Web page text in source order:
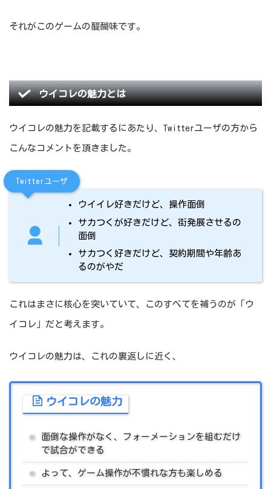
それがこのゲームの醍醐味です。
ウイコレの魅力とは
ウイコレの魅力を記載するにあたり、Twitterユーザの方から
こんなコメントを頂きました。
Twitterユーザ
ウイイレ好きだけど、操作面倒
サカつくが好きだけど、街発展させるの
面倒
サカつく好きだけど、契約期間や年齢あ
るのがやだ
これはまさに核心を突いていて、このすべてを補うのが「ウ
イコレ」だと考えます。
ウイコレの魅力は、これの裏返しに近く、
ウイコレの魅力
面倒な操作がなく、フォーメーションを組むだけ
で試合ができる
よって、ゲーム操作が不慣れな方も楽しめる